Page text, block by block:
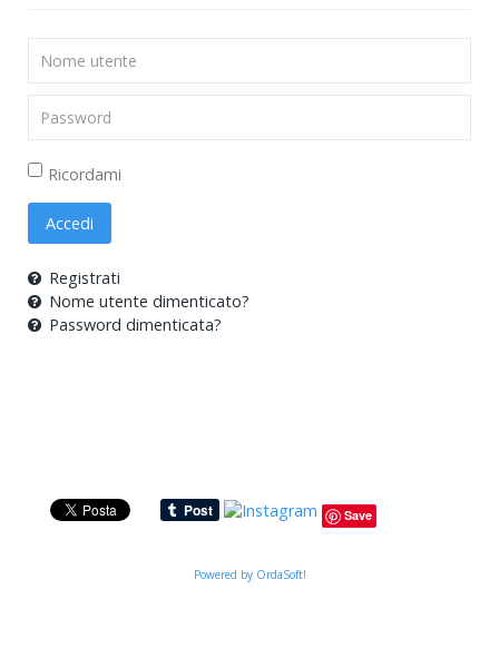
utente
Ricordami
Accedi
Registrati
Nome utente dimenticato?
Password dimenticata?
Save
Powered by OrdaSoft!